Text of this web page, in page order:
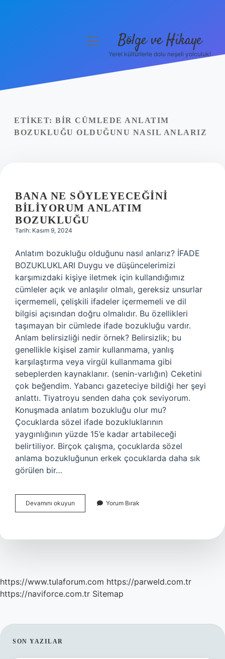
Yasal Uyarı
menüyü
Bölge ve Hikaye
Yerel kültürlerle dolu neşeli yolculuk!
ETIKET: BIR CÜMLEDE ANLATIM
BOZUKLUĞU OLDUĞUNU NASIL ANLARIZ
BANA NE SÖYLEYECEĞINI
BILIYORUM ANLATIM
BOZUKLUĞU
Tarih: Kasım 9, 2024
Anlatım bozukluğu olduğunu nasıl anlarız? İFADE
BOZUKLUKLARI Duygu ve düşüncelerimizi
karşımızdaki kişiye iletmek için kullandığımız
cümleler açık ve anlaşılır olmalı, gereksiz unsurlar
içermemeli, çelişkili ifadeler içermemeli ve dil
bilgisi açısından doğru olmalıdır. Bu özellikleri
taşımayan bir cümlede ifade bozukluğu vardır.
Anlam belirsizliği nedir örnek? Belirsizlik; bu
genellikle kişisel zamir kullanmama, yanlış
karşılaştırma veya virgül kullanmama gibi
sebeplerden kaynaklanır. (senin-varlığın) Ceketini
çok beğendim. Yabancı gazeteciye bildiği her şeyi
anlattı. Tiyatroyu senden daha çok seviyorum.
Konuşmada anlatım bozukluğu olur mu?
Çocuklarda sözel ifade bozukluklarının
yaygınlığının yüzde 15’e kadar artabileceği
belirtiliyor. Birçok çalışma, çocuklarda sözel
anlama bozukluğunun erkek çocuklarda daha sık
görülen bir…
Devamını okuyun
Ne
Anlatım
Yorum Bırak
https://www.tulaforum.com https://parweld.com.tr
https://naviforce.com.tr Sitemap
SIDEBAR
SON YAZILAR